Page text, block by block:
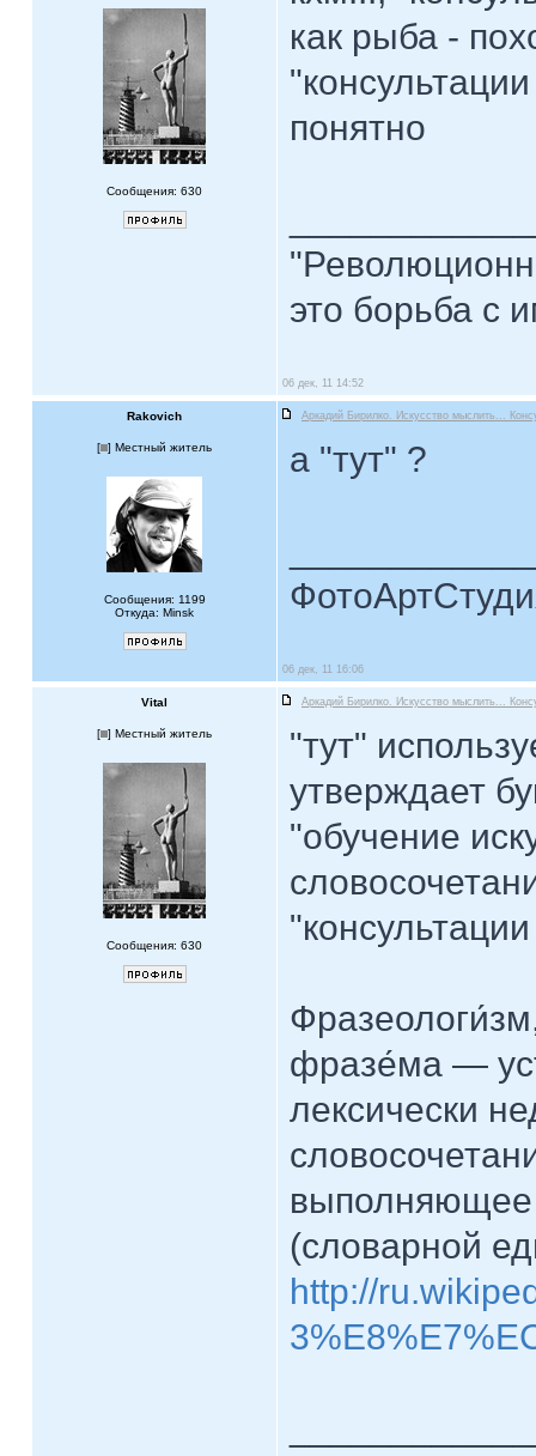
Сообщения: 630
как рыба -
понятно
это борьба с
06 дек, 11 14:52
Rakovich Аркадий Бирилко. Искусство мыслить...
[ ] Местный житель
Сообщения: 1199
Откуда: Minsk
а "тут" ?
06 дек, 11 16:06
Vital Аркадий Бирилко. Искусство мыслить...
[ ] Местный житель
Сообщения: 630
"тут"
утверждает
"обучение
фразе́ма —
лексически
выполняющее
(словарной
http://